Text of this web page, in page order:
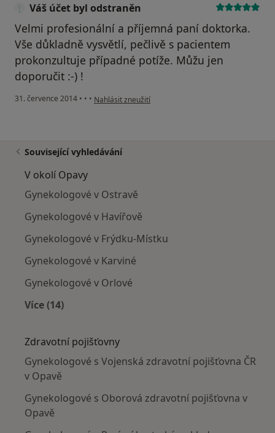
Váš účet byl odstraněn
Velmi profesionální a příjemná paní doktorka.
Vše důkladně vysvětlí, pečlivě s pacientem
prokonzultuje případné potíže. Můžu jen
doporučit :-) !
31. července 2014 • • • podle názoru uživatele Váš účet byl odstraněn
Nahlásit zneužití
Související vyhledávání
V okolí Opavy
Gynekologové v Ostravě
Gynekologové v Havířově
Gynekologové v Frýdku-Místku
Gynekologové v Karviné
Gynekologové v Orlové
Více (14)
Zdravotní pojišťovny
Gynekologové s Vojenská zdravotní pojišťovna ČR
v Opavě
Gynekologové s Oborová zdravotní pojišťovna v
Opavě